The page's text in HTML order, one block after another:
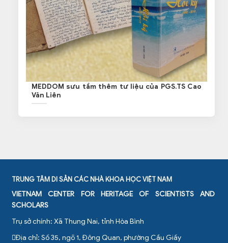
MEDDOM sưu tầm thêm tư liệu của PGS.TS Cao
Văn Liên
TRUNG TÂM DI SẢN CÁC NHÀ KHOA HỌC VIỆT NAM
VIETNAM CENTER FOR HERITAGE OF SCIENTISTS AND
SCHOLARS
Trụ sở chính: Xã Thung Nai, tỉnh Hòa Bình
Địa chỉ: Số 35, ngõ 1, Đông Quan, phường Cầu Giấy